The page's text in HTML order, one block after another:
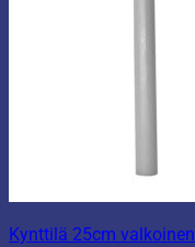
Kynttilä 25cm valkoinen